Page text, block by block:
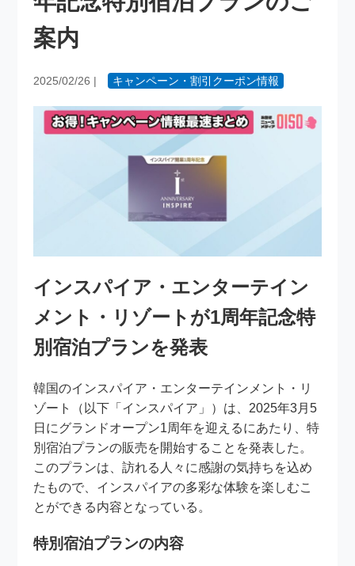
案内
2025/02/26 | キャンペーン・割引クーポン情報
インスパイア・エンターテイン
メント・リゾートが1周年記念特
別宿泊プランを発表
韓国のインスパイア・エンターテインメント・リ
ゾート（以下「インスパイア」）は、2025年3月5
日にグランドオープン1周年を迎えるにあたり、特
別宿泊プランの販売を開始することを発表した。
このプランは、訪れる人々に感謝の気持ちを込め
たもので、インスパイアの多彩な体験を楽しむこ
とができる内容となっている。
特別宿泊プランの内容